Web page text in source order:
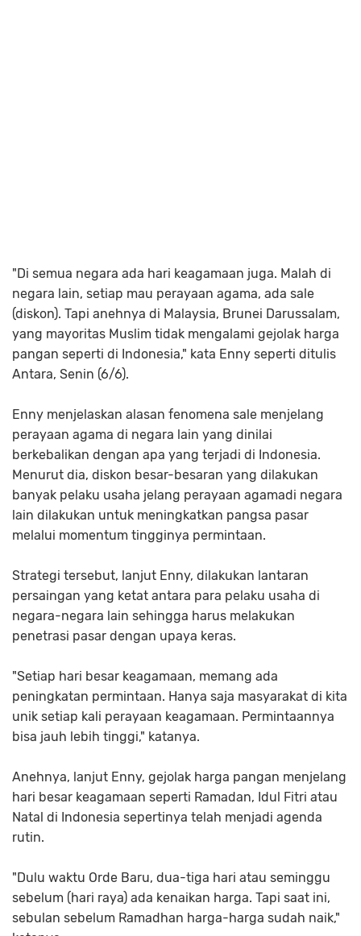
"Di semua negara ada hari keagamaan juga. Malah di
negara lain, setiap mau perayaan agama, ada sale
(diskon). Tapi anehnya di Malaysia, Brunei Darussalam,
yang mayoritas Muslim tidak mengalami gejolak harga
pangan seperti di Indonesia," kata Enny seperti ditulis
Antara, Senin (6/6).
Enny menjelaskan alasan fenomena sale menjelang
perayaan agama di negara lain yang dinilai
berkebalikan dengan apa yang terjadi di Indonesia.
Menurut dia, diskon besar-besaran yang dilakukan
banyak pelaku usaha jelang perayaan agamadi negara
lain dilakukan untuk meningkatkan pangsa pasar
melalui momentum tingginya permintaan.
Strategi tersebut, lanjut Enny, dilakukan lantaran
persaingan yang ketat antara para pelaku usaha di
negara-negara lain sehingga harus melakukan
penetrasi pasar dengan upaya keras.
"Setiap hari besar keagamaan, memang ada
peningkatan permintaan. Hanya saja masyarakat di kita
unik setiap kali perayaan keagamaan. Permintaannya
bisa jauh lebih tinggi," katanya.
Anehnya, lanjut Enny, gejolak harga pangan menjelang
hari besar keagamaan seperti Ramadan, Idul Fitri atau
Natal di Indonesia sepertinya telah menjadi agenda
rutin.
"Dulu waktu Orde Baru, dua-tiga hari atau seminggu
sebelum (hari raya) ada kenaikan harga. Tapi saat ini,
sebulan sebelum Ramadhan harga-harga sudah naik,"